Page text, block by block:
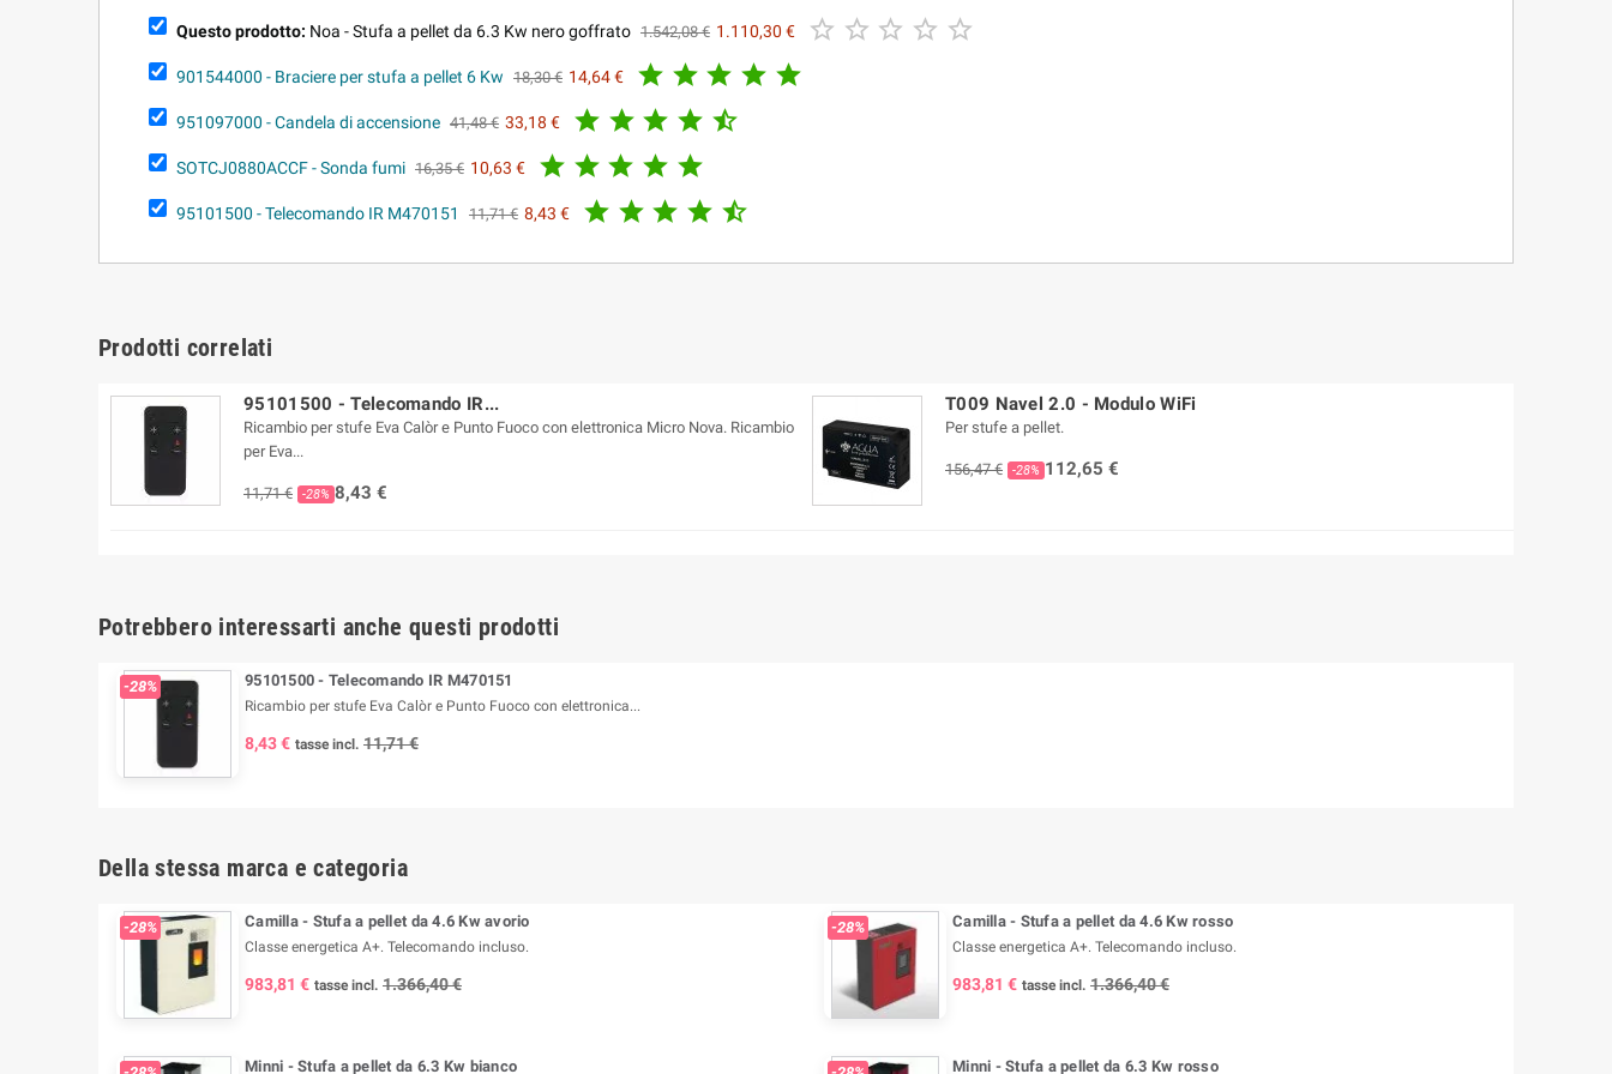
Questo prodotto: Noa - Stufa a pellet da 6.3 Kw nero goffrato 1.542,08 € 1.110,30 €     
901544000 - Braciere per stufa a pellet 6 Kw 18,30 € 14,64 €     
951097000 - Candela di accensione 41,48 € 33,18 €     
SOTCJ0880ACCF - Sonda fumi 16,35 € 10,63 €     
95101500 - Telecomando IR M470151 11,71 € 8,43 €     
Prodotti correlati
95101500 - Telecomando IR...
Ricambio per stufe Eva Calòr e Punto Fuoco con elettronica Micro Nova. Ricambio
per Eva...
11,71 € -28% 8,43 €
T009 Navel 2.0 - Modulo WiFi
Per stufe a pellet.
156,47 € -28% 112,65 €
Potrebbero interessarti anche questi prodotti
-28% 95101500 - Telecomando IR M470151
Ricambio per stufe Eva Calòr e Punto Fuoco con elettronica...
8,43 € tasse incl. 11,71 €
Della stessa marca e categoria
-28% Camilla - Stufa a pellet da 4.6 Kw avorio
Classe energetica A+. Telecomando incluso.
983,81 € tasse incl. 1.366,40 €
-28% Camilla - Stufa a pellet da 4.6 Kw rosso
Classe energetica A+. Telecomando incluso.
983,81 € tasse incl. 1.366,40 €
Minni - Stufa a pellet da 6.3 Kw bianco Minni - Stufa a pellet da 6.3 Kw rosso